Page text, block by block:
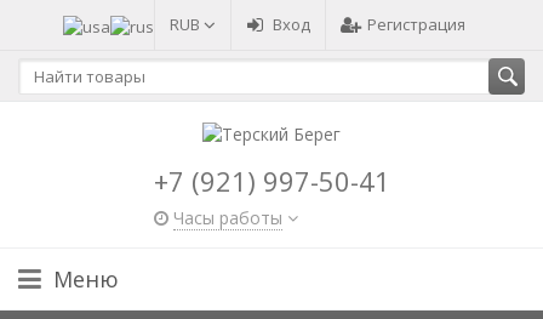
RUB Вход Регистрация
+7 (921) 997-50-41
Часы работы
Меню